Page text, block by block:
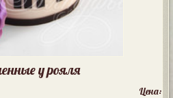
у рояля
Цена: